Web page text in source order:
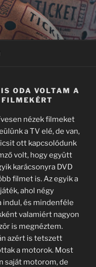
ODA VOLTAM A
FILMEKÉRT
nézek filmeket
a TV elé, de van,
ott kapcsolódunk
volt, hogy együtt
karácsonyra DVD
filmet is. Az egyik a
ahol négy
és mindenféle
valamiért nagyon
is megnéztem.
azért is tetszett
a motorok. Most
saját motorom, de